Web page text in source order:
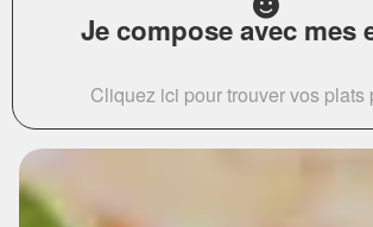
Je compose avec mes
Cliquez ici pour trouver vos plats